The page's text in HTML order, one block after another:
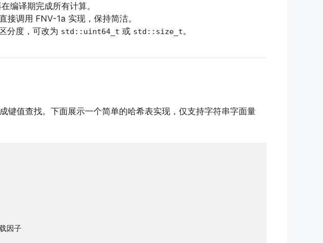
编译期完成所有计算。
接调用 FNV-1a 实现，保持简洁。
分度，可改为 std::uint64_t 或 std::size_t。
键值查找。下面展示一个简单的哈希表实现，仅支持字符串字面量
因子